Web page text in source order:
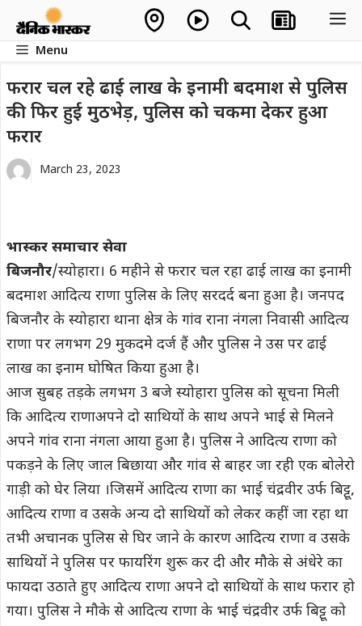
contentMenu
फरार चल रहे ढाई लाख के इनामी बदमाश से पुलिस
की फिर हुई मुठभेड़, पुलिस को चकमा देकर हुआ
फरार
March 23, 2023
भास्कर समाचार सेवा
बिजनौर/स्योहारा। 6 महीने से फरार चल रहा ढाई लाख का इनामी
बदमाश आदित्य राणा पुलिस के लिए सरदर्द बना हुआ है। जनपद
बिजनौर के स्योहारा थाना क्षेत्र के गांव राना नंगला निवासी आदित्य
राणा पर लगभग 29 मुकदमे दर्ज हैं और पुलिस ने उस पर ढाई
लाख का इनाम घोषित किया हुआ है।
आज सुबह तड़के लगभग 3 बजे स्योहारा पुलिस को सूचना मिली
कि आदित्य राणाअपने दो साथियों के साथ अपने भाई से मिलने
अपने गांव राना नंगला आया हुआ है। पुलिस ने आदित्य राणा को
पकड़ने के लिए जाल बिछाया और गांव से बाहर जा रही एक बोलेरो
गाड़ी को घेर लिया ।जिसमें आदित्य राणा का भाई चंद्रवीर उर्फ बिट्टू,
आदित्य राणा व उसके अन्य दो साथियों को लेकर कहीं जा रहा था
तभी अचानक पुलिस से घिर जाने के कारण आदित्य राणा व उसके
साथियों ने पुलिस पर फायरिंग शुरू कर दी और मौके से अंधेरे का
फायदा उठाते हुए आदित्य राणा अपने दो साथियों के साथ फरार हो
गया। पुलिस ने मौके से आदित्य राणा के भाई चंद्रवीर उर्फ बिट्टू को